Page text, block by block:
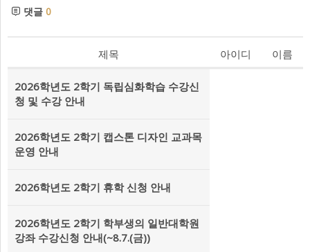
댓글 0
제목 아이디 이름
2026학년도 2학기 독립심화학습 수강신
청 및 수강 안내
2026학년도 2학기 캡스톤 디자인 교과목
운영 안내
2026학년도 2학기 휴학 신청 안내
2026학년도 2학기 학부생의 일반대학원
강좌 수강신청 안내(~8.7.(금))